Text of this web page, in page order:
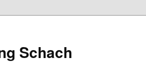
Schach